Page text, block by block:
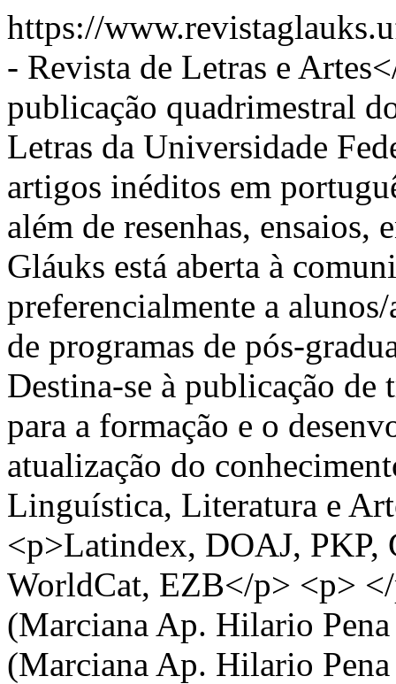
https://
- Revista de Letras e
publicação quadrimestral
Letras da Universidade
artigos inéditos em
além de resenhas,
Gláuks está aberta à
preferencialmente a
de programas de pós-
Destina-se à publicação
para a formação e o
atualização do
Linguística, Literatura e
<p>Latindex, DOAJ, PKP,
WorldCat, EZB</p> <p>
(Marciana Ap. Hilario
(Marciana Ap. Hilario